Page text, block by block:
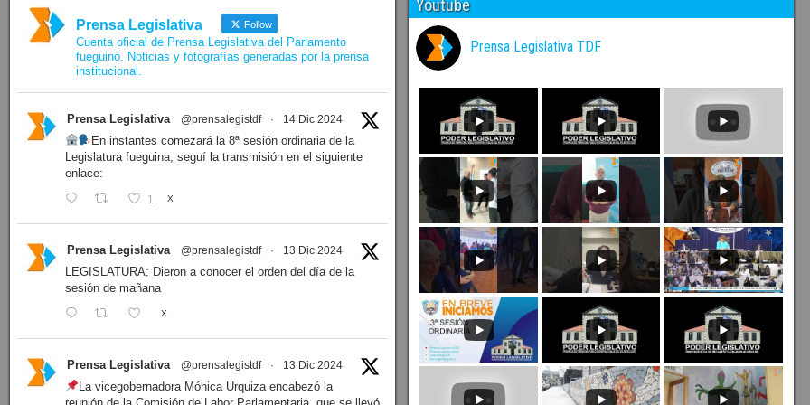
Prensa Legislativa Follow
Cuenta oficial de Prensa Legislativa del Parlamento
fueguino. Noticias y fotografías generadas por la prensa
institucional.
Prensa Legislativa @prensalegistdf · 14 Dic 2024
En instantes comezará la 8ª sesión ordinaria de la
Legislatura fueguina, seguí la transmisión en el siguiente
enlace:
1 X
Prensa Legislativa @prensalegistdf · 13 Dic 2024
LEGISLATURA: Dieron a conocer el orden del día de la
sesión de mañana
X
Prensa Legislativa @prensalegistdf · 13 Dic 2024
La vicegobernadora Mónica Urquiza encabezó la
Youtube
Prensa Legislativa TDF